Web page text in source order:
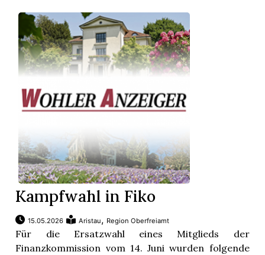
Kampfwahl in Fiko
15.05.2026 Aristau, Region Oberfreiamt
Für die Ersatzwahl eines Mitglieds der
Finanzkommission vom 14. Juni wurden folgende